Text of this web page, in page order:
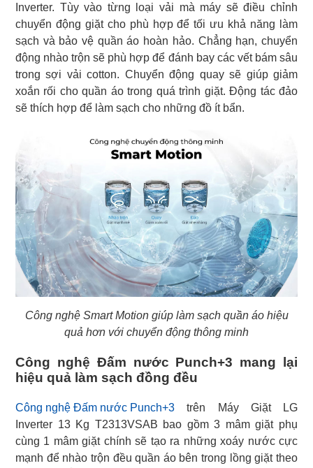
Inverter. Tùy vào từng loại vải mà máy sẽ điều chỉnh
chuyển động giặt cho phù hợp để tối ưu khả năng làm
sạch và bảo vệ quần áo hoàn hảo. Chẳng hạn, chuyển
động nhào trộn sẽ phù hợp để đánh bay các vết bám sâu
trong sợi vải cotton. Chuyển động quay sẽ giúp giảm
xoắn rối cho quần áo trong quá trình giặt. Động tác đảo
sẽ thích hợp để làm sạch cho những đồ ít bẩn.
Công nghệ Smart Motion giúp làm sạch quần áo hiệu
quả hơn với chuyển động thông minh
Công nghệ Đấm nước Punch+3 mang lại
hiệu quả làm sạch đồng đều
Công nghệ Đấm nước Punch+3 trên Máy Giặt LG
Inverter 13 Kg T2313VSAB bao gồm 3 mâm giặt phụ
cùng 1 mâm giặt chính sẽ tạo ra những xoáy nước cực
mạnh để nhào trộn đều quần áo bên trong lồng giặt theo